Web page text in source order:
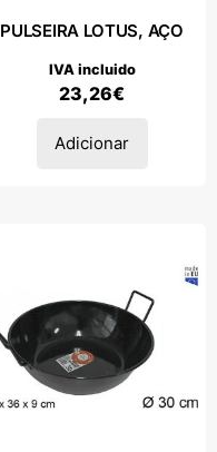
PULSEIRA LOTUS, AÇO
23,26€
IVA incluido
Adicionar